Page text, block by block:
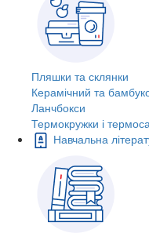
Пляшки та склянки
Керамічний та
Ланчбокси
Термокружки і
Навчальна